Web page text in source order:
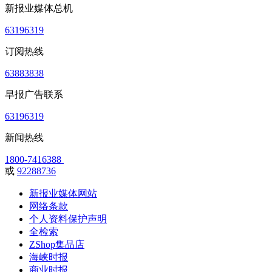
新报业媒体总机
63196319
订阅热线
63883838
早报广告联系
63196319
新闻热线
1800-7416388
或 92288736
新报业媒体网站
网络条款
个人资料保护声明
全检索
ZShop集品店
海峡时报
商业时报